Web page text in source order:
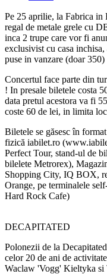
Pe 25 aprilie, la Fabrica
regal de metale grele cu
inca 2 trupe care vor fi
exclusivist cu casa
puse in vanzare (doar 350)
Concertul face parte din
! In presale biletele costa
data pretul acestora va fi
coste 60 de lei, in limita
Biletele se găsesc în
fizică iabilet.ro
Perfect Tour, stand-ul de
bilelete Metrorex),
Shopping City, IQ BOX,
Orange, pe terminalele
Hard Rock Cafe)
DECAPITATED
Polonezii de la
celor 20 de ani de
Waclaw 'Vogg' Kieltyka